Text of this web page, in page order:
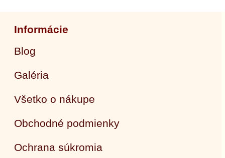
Informácie
Blog
Galéria
Všetko o nákupe
Obchodné podmienky
Ochrana súkromia